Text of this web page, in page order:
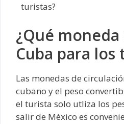
turistas?
¿Qué
Cuba para los
Las monedas de
cubano y el peso
el turista solo utliza los
salir de México es